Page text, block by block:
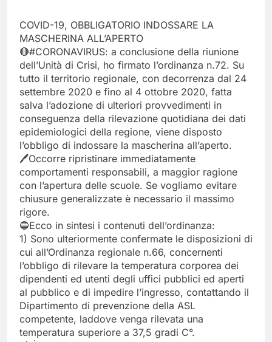
COVID-19, OBBLIGATORIO INDOSSARE LA
MASCHERINA ALL’APERTO
🔴#CORONAVIRUS: a conclusione della riunione
dell’Unità di Crisi, ho firmato l’ordinanza n.72. Su
tutto il territorio regionale, con decorrenza dal 24
settembre 2020 e fino al 4 ottobre 2020, fatta
salva l’adozione di ulteriori provvedimenti in
conseguenza della rilevazione quotidiana dei dati
epidemiologici della regione, viene disposto
l’obbligo di indossare la mascherina all’aperto.
🖊Occorre ripristinare immediatamente
comportamenti responsabili, a maggior ragione
con l’apertura delle scuole. Se vogliamo evitare
chiusure generalizzate è necessario il massimo
rigore.
🔵Ecco in sintesi i contenuti dell’ordinanza:
1) Sono ulteriormente confermate le disposizioni di
cui all’Ordinanza regionale n.66, concernenti
l’obbligo di rilevare la temperatura corporea dei
dipendenti ed utenti degli uffici pubblici ed aperti
al pubblico e di impedire l’ingresso, contattando il
Dipartimento di prevenzione della ASL
competente, laddove venga rilevata una
temperatura superiore a 37,5 gradi C°.